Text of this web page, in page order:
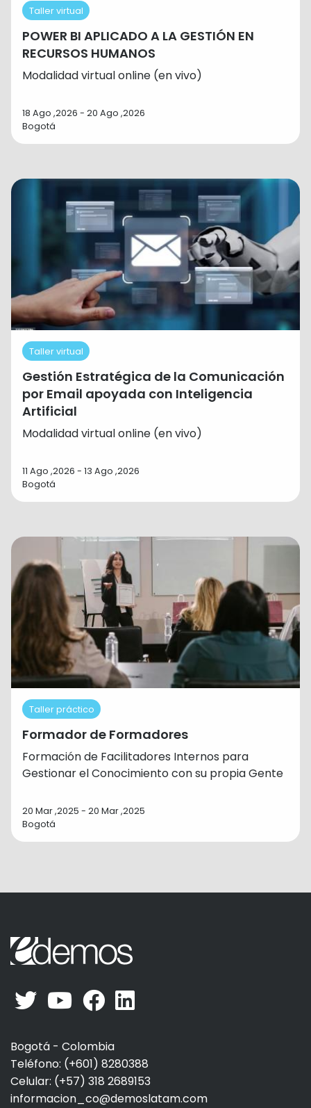
Taller virtual
POWER BI APLICADO A LA GESTIÓN EN
RECURSOS HUMANOS
Modalidad virtual online (en vivo)
18 Ago ,2026 - 20 Ago ,2026
Bogotá
Taller virtual
Gestión Estratégica de la Comunicación
por Email apoyada con Inteligencia
Artificial
Modalidad virtual online (en vivo)
11 Ago ,2026 - 13 Ago ,2026
Bogotá
Taller práctico
Formador de Formadores
Formación de Facilitadores Internos para
Gestionar el Conocimiento con su propia Gente
20 Mar ,2025 - 20 Mar ,2025
Bogotá
Bogotá - Colombia
Teléfono: (+601) 8280388
Celular: (+57) 318 2689153
informacion_co@demoslatam.com